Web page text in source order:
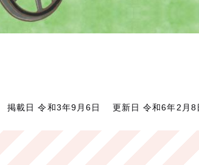
掲載日 令和3年9月6日 更新日 令和6年2月8